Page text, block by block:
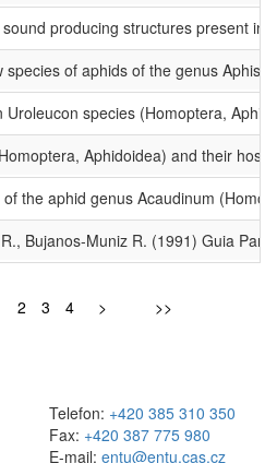
producing structures present
species of aphids of the genus Aphis
Uroleucon species (Homoptera,
Aphidoidea) and their
the aphid genus Acaudinum
Bujanos-Muniz R. (1991) Guia
2 3 4 > >>
Telefon: +420 385 310 350
Fax: +420 387 775 980
E-mail: entu@entu.cas.cz